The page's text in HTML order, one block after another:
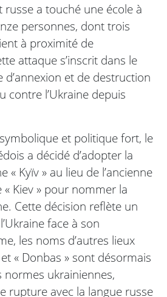
a touché une école à
personnes, dont trois
à proximité de
attaque s’inscrit dans le
d’annexion et de destruction
contre l’Ukraine depuis
et politique fort, le
a décidé d’adopter la
« Kyïv » au lieu de l’ancienne
Kiev » pour nommer la
Cette décision reflète un
face à son
les noms d’autres lieux
« Donbas » sont désormais
ukrainiennes,
rupture avec la langue russe